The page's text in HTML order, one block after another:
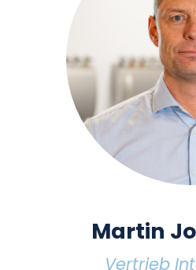
Martin
Vertrieb